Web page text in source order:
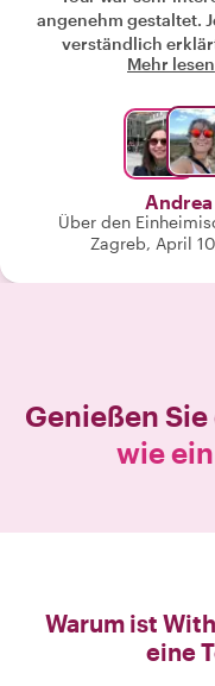
angenehm gestaltet. Jesna hat alles
verständlich
spannende Infos
wieder hergestellt
interessant. Durch die
war es besonders
entspannt. Wir haben
und Kaffee Tipps
empfehlenswert,
freundlich und
lieben Dank
Mehr lesen
Andrea
Über den
Zagreb, April
Genießen
wie
Warum ist
eine